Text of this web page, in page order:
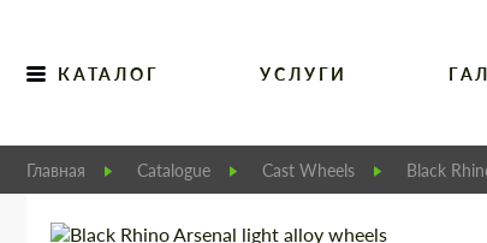
КАТАЛОГ УСЛУГИ
Главная Catalogue Cast Wheels Black